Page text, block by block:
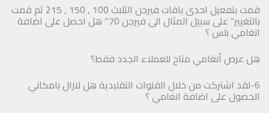
قمت بتفعيل احدى باقات فيرجن الثلاث 100 , 150 , 215 ثم قمت
بالتغيير” على سبيل المثال الى فيرجن 70″ هل احصل على اضافة
انغامي بلس ؟
هل عرض أنغامي متاح للعملاء الجدد فقط؟
6-لقد اشتركت من خلال القنوات التقليدية هل لازال بامكاني
الحصول على اضافة انغامي ؟